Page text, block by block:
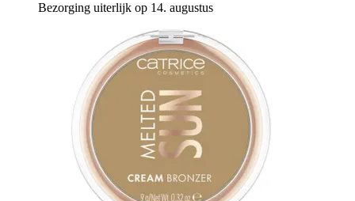
Bezorging uiterlijk op 14. augustus